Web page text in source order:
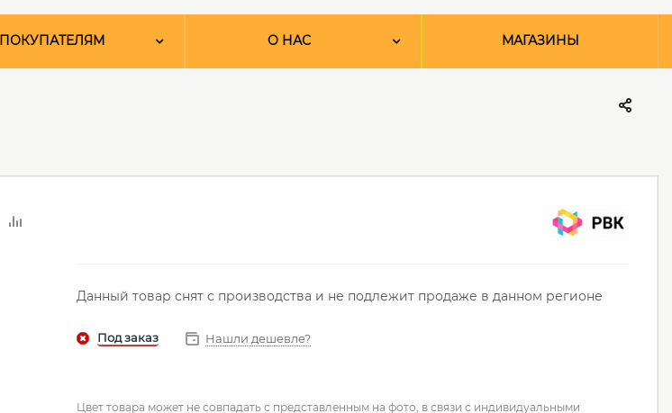
ПОКУПАТЕЛЯМ О НАС МАГАЗИНЫ
Данный товар снят с производства и не подлежит продаже в данном регионе
Нашли дешевле?
Цвет товара может не совпадать с представленным на фото, в связи с индивидуальными